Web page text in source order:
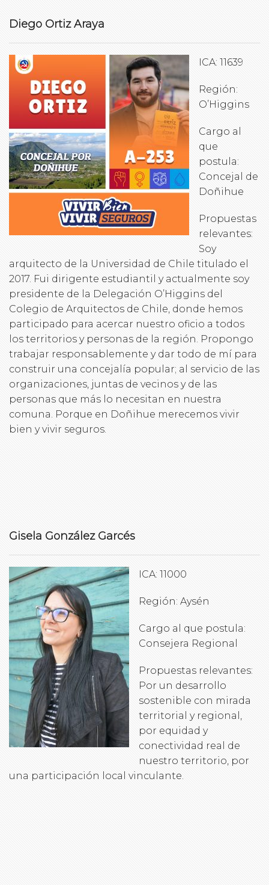
Diego Ortiz Araya
ICA: 11639
Región:
O’Higgins
Cargo al
que
postula:
Concejal de
Doñihue
Propuestas
relevantes:
Soy
arquitecto de la Universidad de Chile titulado el
2017. Fui dirigente estudiantil y actualmente soy
presidente de la Delegación O’Higgins del
Colegio de Arquitectos de Chile, donde hemos
participado para acercar nuestro oficio a todos
los territorios y personas de la región. Propongo
trabajar responsablemente y dar todo de mí para
construir una concejalía popular; al servicio de las
organizaciones, juntas de vecinos y de las
personas que más lo necesitan en nuestra
comuna. Porque en Doñihue merecemos vivir
bien y vivir seguros.
Gisela González Garcés
ICA: 11000
Región: Aysén
Cargo al que postula:
Consejera Regional
Propuestas relevantes:
Por un desarrollo
sostenible con mirada
territorial y regional,
por equidad y
conectividad real de
nuestro territorio, por
una participación local vinculante.